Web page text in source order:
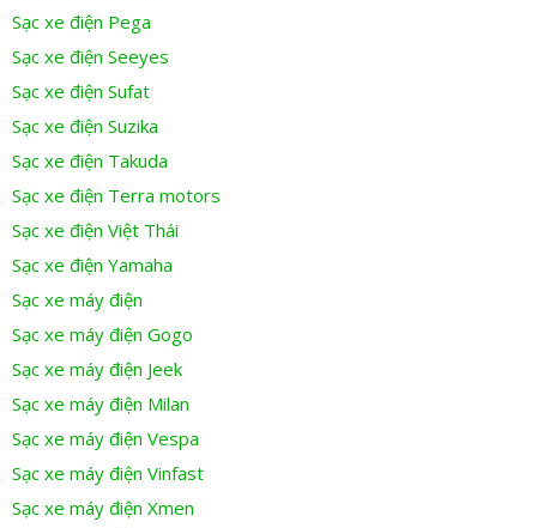
Sạc xe điện Pega
Sạc xe điện Seeyes
Sạc xe điện Sufat
Sạc xe điện Suzika
Sạc xe điện Takuda
Sạc xe điện Terra motors
Sạc xe điện Việt Thái
Sạc xe điện Yamaha
Sạc xe máy điện
Sạc xe máy điện Gogo
Sạc xe máy điện Jeek
Sạc xe máy điện Milan
Sạc xe máy điện Vespa
Sạc xe máy điện Vinfast
Sạc xe máy điện Xmen